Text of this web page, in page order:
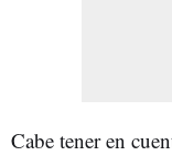
Cabe tener en